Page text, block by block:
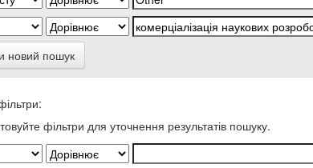
новий пошук
фільтри для уточнення результатів пошуку.